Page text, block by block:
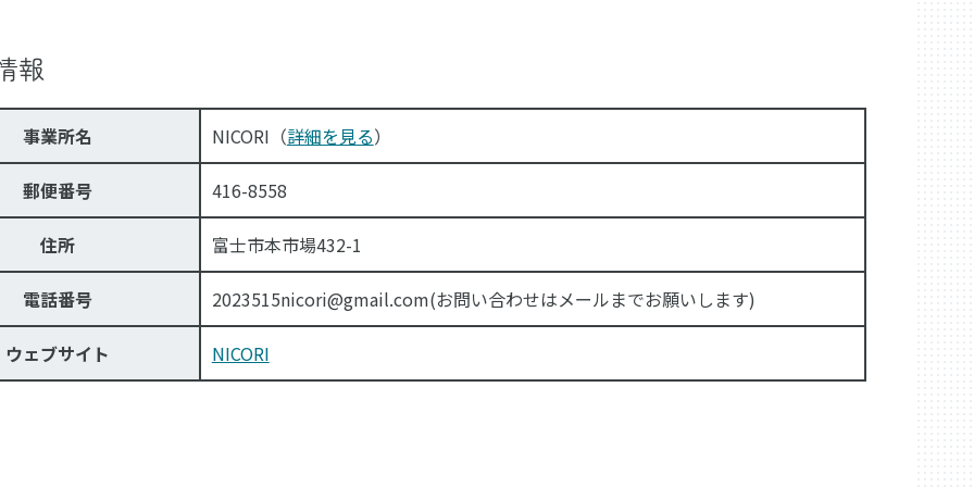
報
事業所名 NICORI（詳細を見る）
郵便番号 416-8558
住所 富士市本市場432-1
電話番号 2023515nicori@gmail.com(お問い合わせはメールまでお願いします)
ウェブサイト NICORI